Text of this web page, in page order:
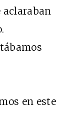
aclaraban
en este